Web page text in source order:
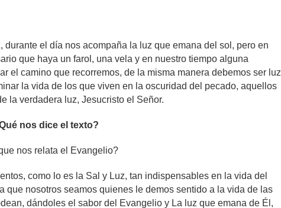
durante el día nos acompaña la luz que emana del sol, pero en
que haya un farol, una vela y en nuestro tiempo alguna
el camino que recorremos, de la misma manera debemos ser luz
la vida de los que viven en la oscuridad del pecado, aquellos
la verdadera luz, Jesucristo el Señor.
nos dice el texto?
nos relata el Evangelio?
como lo es la Sal y Luz, tan indispensables en la vida del
que nosotros seamos quienes le demos sentido a la vida de las
dándoles el sabor del Evangelio y La luz que emana de Él,